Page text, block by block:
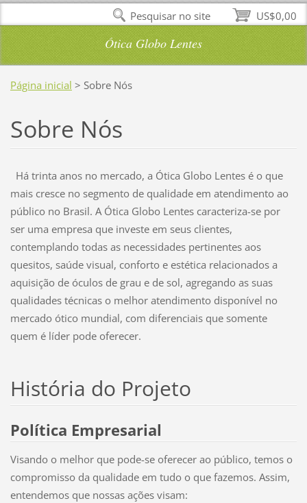
Ótica Globo Lentes
Página inicial > Sobre Nós
Sobre Nós
Há trinta anos no mercado, a Ótica Globo Lentes é o que
mais cresce no segmento de qualidade em atendimento ao
público no Brasil. A Ótica Globo Lentes caracteriza-se por
ser uma empresa que investe em seus clientes,
contemplando todas as necessidades pertinentes aos
quesitos, saúde visual, conforto e estética relacionados a
aquisição de óculos de grau e de sol, agregando as suas
qualidades técnicas o melhor atendimento disponível no
mercado ótico mundial, com diferenciais que somente
quem é líder pode oferecer.
História do Projeto
Política Empresarial
Visando o melhor que pode-se oferecer ao público, temos o
compromisso da qualidade em tudo o que fazemos. Assim,
entendemos que nossas ações visam:
US$0,00
Pesquisar no site